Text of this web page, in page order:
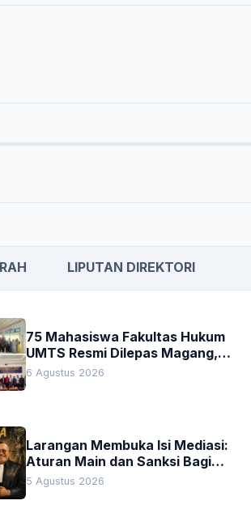
LIPUTAN DIREKTORI
75 Mahasiswa Fakultas Hukum
UMTS Resmi Dilepas Magang,
Dekan Titip Empat Pesan
6 Agustus 2026
Larangan Membuka Isi Mediasi:
Aturan Main dan Sanksi Bagi
Penegak Hukum
5 Agustus 2026